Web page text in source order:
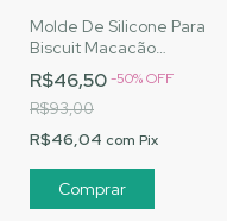
Molde De Silicone Para
Biscuit Macacão
Fazendeiro G - MJ
Artesanatos |Cód. 3065
R$46,50-50%OFF
R$93,00
R$46,04 com Pix